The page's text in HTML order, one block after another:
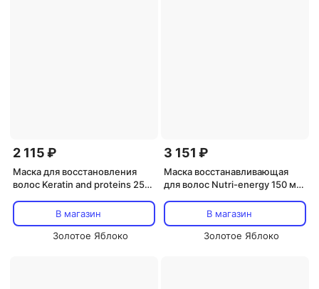
2 115 ₽
Маска для восстановления
волос Keratin and proteins 250
В магазин
Золотое Яблоко
3 151 ₽
Маска восстанавливающая
для волос Nutri-energy 150 мл
В магазин
Золотое Яблоко